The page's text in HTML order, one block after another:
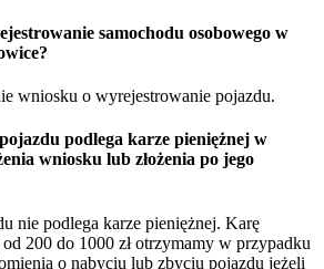
samochodu osobowego w
wniosku o wyrejestrowanie pojazdu.
podlega karze pieniężnej w
wniosku lub złożenia po jego
nie podlega karze pieniężnej. Karę
200 do 1000 zł otrzymamy w przypadku
o nabyciu lub zbyciu pojazdu jeżeli